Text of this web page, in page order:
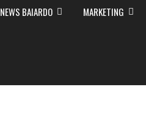
NEWS BAIARDO MARKETING